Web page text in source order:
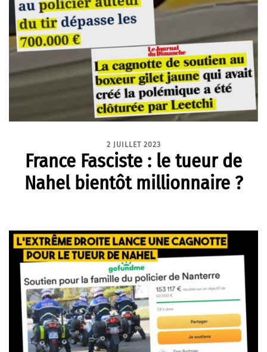
2 JUILLET 2023
France Fasciste : le tueur de
Nahel bientôt millionnaire ?